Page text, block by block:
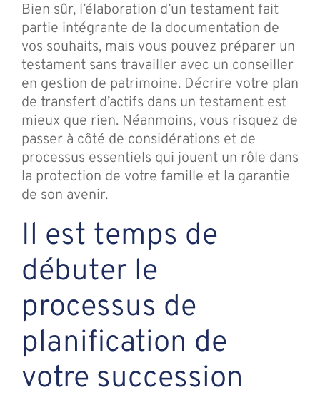
Bien sûr, l’élaboration d’un testament fait
partie intégrante de la documentation de
vos souhaits, mais vous pouvez préparer un
testament sans travailler avec un conseiller
en gestion de patrimoine. Décrire votre plan
de transfert d’actifs dans un testament est
mieux que rien. Néanmoins, vous risquez de
passer à côté de considérations et de
processus essentiels qui jouent un rôle dans
la protection de votre famille et la garantie
de son avenir.
Il est temps de
débuter le
processus de
planification de
votre succession